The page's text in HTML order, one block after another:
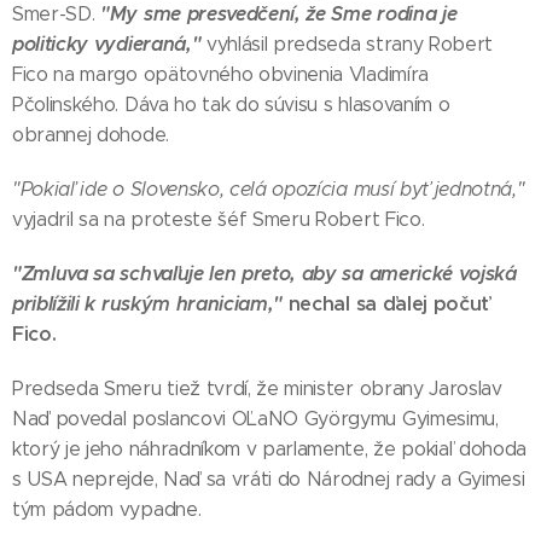
Smer-SD. "My sme presvedčení, že Sme rodina je
politicky vydieraná," vyhlásil predseda strany Robert
Fico na margo opätovného obvinenia Vladimíra
Pčolinského. Dáva ho tak do súvisu s hlasovaním o
obrannej dohode.
"Pokiaľ ide o Slovensko, celá opozícia musí byť jednotná,"
vyjadril sa na proteste šéf Smeru Robert Fico.
"Zmluva sa schvaľuje len preto, aby sa americké vojská
priblížili k ruským hraniciam," nechal sa ďalej počuť
Fico.
Predseda Smeru tiež tvrdí, že minister obrany Jaroslav
Naď povedal poslancovi OĽaNO Györgymu Gyimesimu,
ktorý je jeho náhradníkom v parlamente, že pokiaľ dohoda
s USA neprejde, Naď sa vráti do Národnej rady a Gyimesi
tým pádom vypadne.